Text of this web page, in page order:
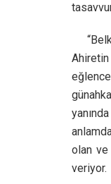
“Belki
olan ve
veriyor.